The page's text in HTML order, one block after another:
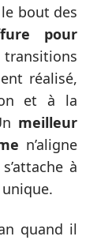
bout des
pour
réalisé,
et à la
meilleur
n’aligne
à
quand il